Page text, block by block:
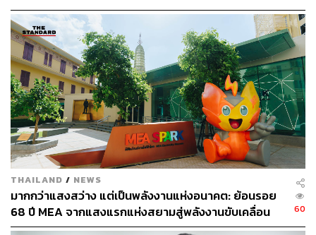
แม่ [ADVERTORIAL]
THAILAND / NEWS
มากกว่าแสงสว่าง แต่เป็นพลังงานแห่งอนาคต: ย้อนรอย
68 ปี MEA จากแสงแรกแห่งสยามสู่พลังงานขับเคลื่อน
เมือง ผ่าน MEA SPARK
60